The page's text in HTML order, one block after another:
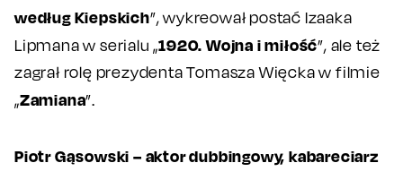
według Kiepskich”, wykreował postać Izaaka
Lipmana w serialu „1920. Wojna i miłość”, ale też
zagrał rolę prezydenta Tomasza Więcka w filmie
„Zamiana”.
Piotr Gąsowski – aktor dubbingowy, kabareciarz